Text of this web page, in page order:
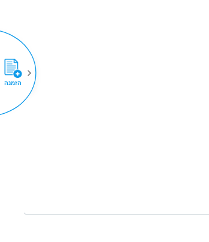
הזמנה